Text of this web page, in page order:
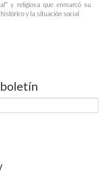
y religiosa que enmarcó su
y la situación social